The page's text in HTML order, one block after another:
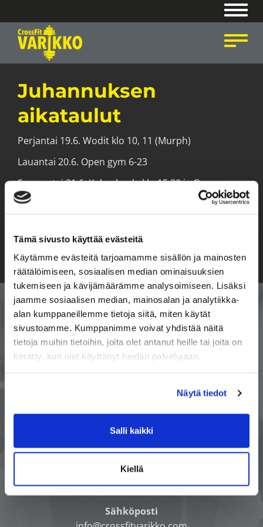
Tämä sivusto käyttää evästeitä
Käytämme evästeitä tarjoamamme sisällön ja mainosten
räätälöimiseen, sosiaalisen median ominaisuuksien
tukemiseen ja kävijämäärämme analysoimiseen. Lisäksi
jaamme sosiaalisen median, mainosalan ja analytiikka-
alan kumppaneillemme tietoja siitä, miten käytät
sivustoamme. Kumppanimme voivat yhdistää näitä
tietoja muihin tietoihin, joita olet antanut heille tai joita on
kerätty, kun olet käyttänyt heidän palvelujaan.
Näytä tiedot
Salli kaikki
Kiellä
Juhannuksen
aikataulut
Perjantai 19.6. Wodit klo 10, 11 (Murph)
Lauantai 20.6. Open gym 6-23
Sunnuntai 21.6. Kahvakuula klo 15.30 ja Open gym
6-23
Hyvää juhannusta!
CrossFit ® on CrossFit Inc:n
CrossFit Varikko
Yhteistyönkatu 7, 53300 Lappeenranta
Puhelin
050 492 1699
Sähköposti